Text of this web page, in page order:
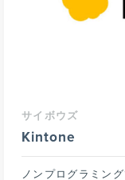
サイボウズ
Kintone
ノンプログラミン